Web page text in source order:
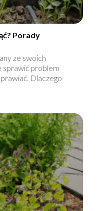
Porady
ze swoich
sprawić problem
Dlaczego